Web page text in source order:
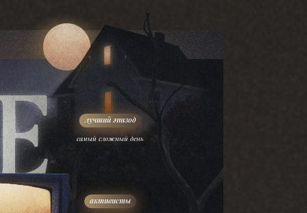
самый сложный день